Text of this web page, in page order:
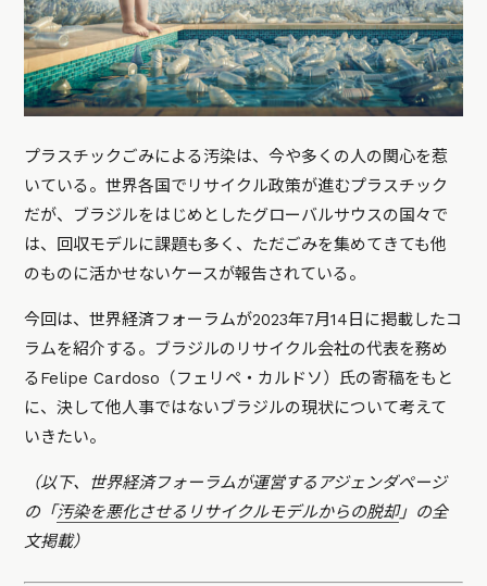
プラスチックごみによる汚染は、今や多くの人の関心を惹
いている。世界各国でリサイクル政策が進むプラスチック
だが、ブラジルをはじめとしたグローバルサウスの国々で
は、回収モデルに課題も多く、ただごみを集めてきても他
のものに活かせないケースが報告されている。
今回は、世界経済フォーラムが2023年7月14日に掲載したコ
ラムを紹介する。ブラジルのリサイクル会社の代表を務め
るFelipe Cardoso（フェリペ・カルドソ）氏の寄稿をもと
に、決して他人事ではないブラジルの現状について考えて
いきたい。
（以下、世界経済フォーラムが運営するアジェンダページ
の「汚染を悪化させるリサイクルモデルからの脱却」の全
文掲載）